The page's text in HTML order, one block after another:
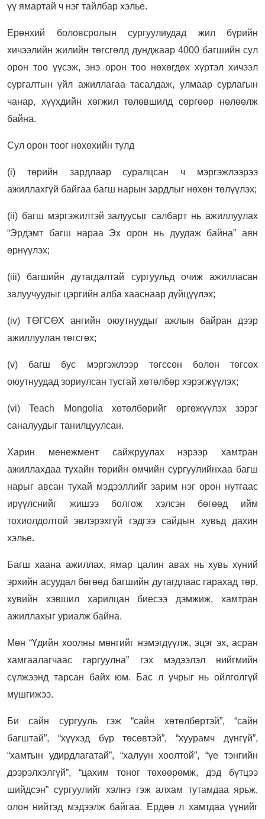
үү ямартай ч нэг тайлбар хэлье.
Ерөнхий боловсролын сургуулиудад жил бүрийн
хичээлийн жилийн төгсгөлд дунджаар 4000 багшийн сул
орон тоо үүсэж, энэ орон тоо нөхөгдөх хүртэл хичээл
сургалтын үйл ажиллагаа тасалдаж, улмаар сурлагын
чанар, хүүхдийн хөгжил төлөвшилд сөргөөр нөлөөлж
байна.
Сул орон тоог нөхөхийн тулд
(i) төрийн зардлаар суралцсан ч мэргэжлээрээ
ажиллахгүй байгаа багш нарын зардлыг нөхөн төлүүлэх;
(ii) багш мэргэжилтэй залуусыг салбарт нь ажиллуулах
“Эрдэмт багш нараа Эх орон нь дуудаж байна” аян
өрнүүлэх;
(iii) багшийн дутагдалтай сургуульд очиж ажилласан
залуучуудыг цэргийн алба хааснаар дүйцүүлэх;
(iv) ТӨГСӨХ ангийн оюутнуудыг ажлын байран дээр
ажиллуулан төгсгөх;
(v) багш бус мэргэжлээр төгссөн болон төгсөх
оюутнуудад зориулсан тусгай хөтөлбөр хэрэгжүүлэх;
(vi) Teach Mongolia хөтөлбөрийг өргөжүүлэх зэрэг
саналуудыг танилцуулсан.
Харин менежмент сайжруулах нэрээр хамтран
ажиллахдаа тухайн төрийн өмчийн сургуулийнхаа багш
нарыг авсан тухай мэдээллийг зарим нэг орон нутгаас
ирүүлснийг жишээ болгож хэлсэн бөгөөд ийм
тохиолдолтой эвлэрэхгүй гэдгээ сайдын хувьд дахин
хэлье.
Багш хаана ажиллах, ямар цалин авах нь хувь хүний
эрхийн асуудал бөгөөд багшийн дутагдлаас гарахад төр,
хувийн хэвшил харилцан биесээ дэмжиж, хамтран
ажиллахыг уриалж байна.
Мөн ️“Үдийн хоолны мөнгийг нэмэгдүүлж, эцэг эх, асран
хамгаалагчаас гаргуулна” гэх мэдээлэл нийгмийн
сүлжээнд тарсан байх юм. Бас л учрыг нь ойлголгүй
мушгижээ.
Би сайн сургууль гэж “сайн хөтөлбөртэй”, “сайн
багштай”, “хүүхэд бүр төсөвтэй”, “хуурамч дүнгүй”,
“хамтын удирдлагатай”, “халуун хоолтой”, “үе тэнгийн
дээрэлхэлгүй”, “цахим тоног төхөөрөмж, дэд бүтцээ
шийдсэн” сургуулийг хэлнэ гэж алхам тутамдаа ярьж,
олон нийтэд мэдээлж байгаа. Ердөө л хамтдаа үүнийг